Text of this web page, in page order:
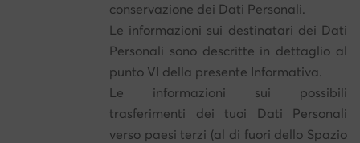
conservazione dei Dati Personali.
Le informazioni sui destinatari dei Dati
Personali sono descritte in dettaglio al
punto VI della presente Informativa.
Le informazioni sui possibili
trasferimenti dei tuoi Dati Personali
verso paesi terzi (al di fuori dello Spazio